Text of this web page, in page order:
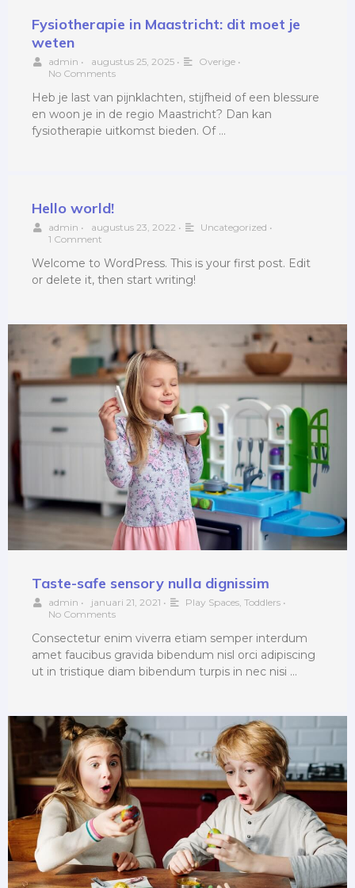
Fysiotherapie in Maastricht: dit moet je
weten
admin • augustus 25, 2025 • Overige •
No Comments
Heb je last van pijnklachten, stijfheid of een blessure
en woon je in de regio Maastricht? Dan kan
fysiotherapie uitkomst bieden. Of …
Hello world!
admin • augustus 23, 2022 • Uncategorized •
1 Comment
Welcome to WordPress. This is your first post. Edit
or delete it, then start writing!
Taste-safe sensory nulla dignissim
admin • januari 21, 2021 • Play Spaces Toddlers •
No Comments
Consectetur enim viverra etiam semper interdum
amet faucibus gravida bibendum nisl orci adipiscing
ut in tristique diam bibendum turpis in nec nisi …